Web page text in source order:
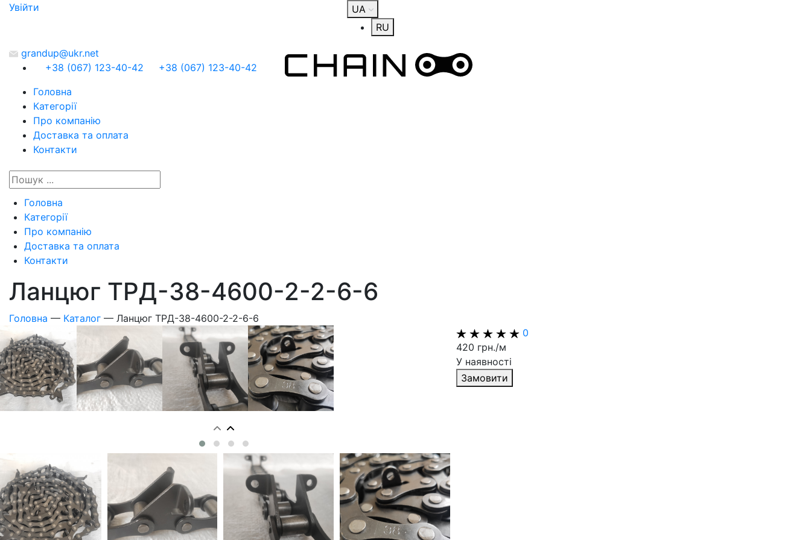
Увiйти
UA
RU
grandup@ukr.net
+38 (067) 123-40-42
+38 (067) 123-40-42
Головна
Категорії
Про компанію
Доставка та оплата
Контакти
Головна
Категорії
Про компанію
Доставка та оплата
Контакти
Ланцюг ТРД-38-4600-2-2-6-6
Головна — Каталог — Ланцюг ТРД-38-4600-2-2-6-6
0
420 грн./м
У наявності
Замовити